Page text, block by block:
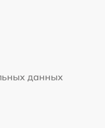
данных